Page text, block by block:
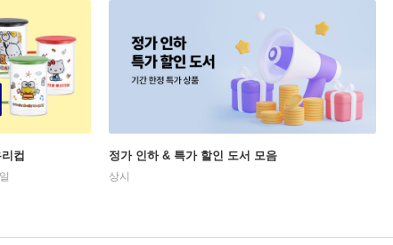
컵 정가 인하 & 특가 할인 도서 모음
상시